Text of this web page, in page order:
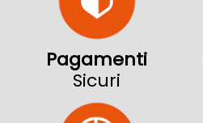
Pagamenti
Sicuri